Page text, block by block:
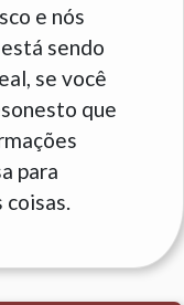
e nós
sendo
se você
que
para